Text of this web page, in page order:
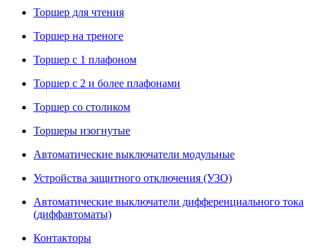
Торшер для чтения
Торшер на треноге
Торшер с 1 плафоном
Торшер с 2 и более плафонами
Торшер со столиком
Торшеры изогнутые
Автоматические выключатели модульные
Устройства защитного отключения (УЗО)
Автоматические выключатели дифференциального тока
(диффавтоматы)
Контакторы